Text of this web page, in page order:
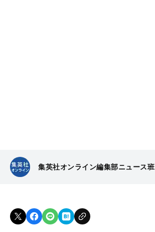
集英社オンライン編集部ニュース班